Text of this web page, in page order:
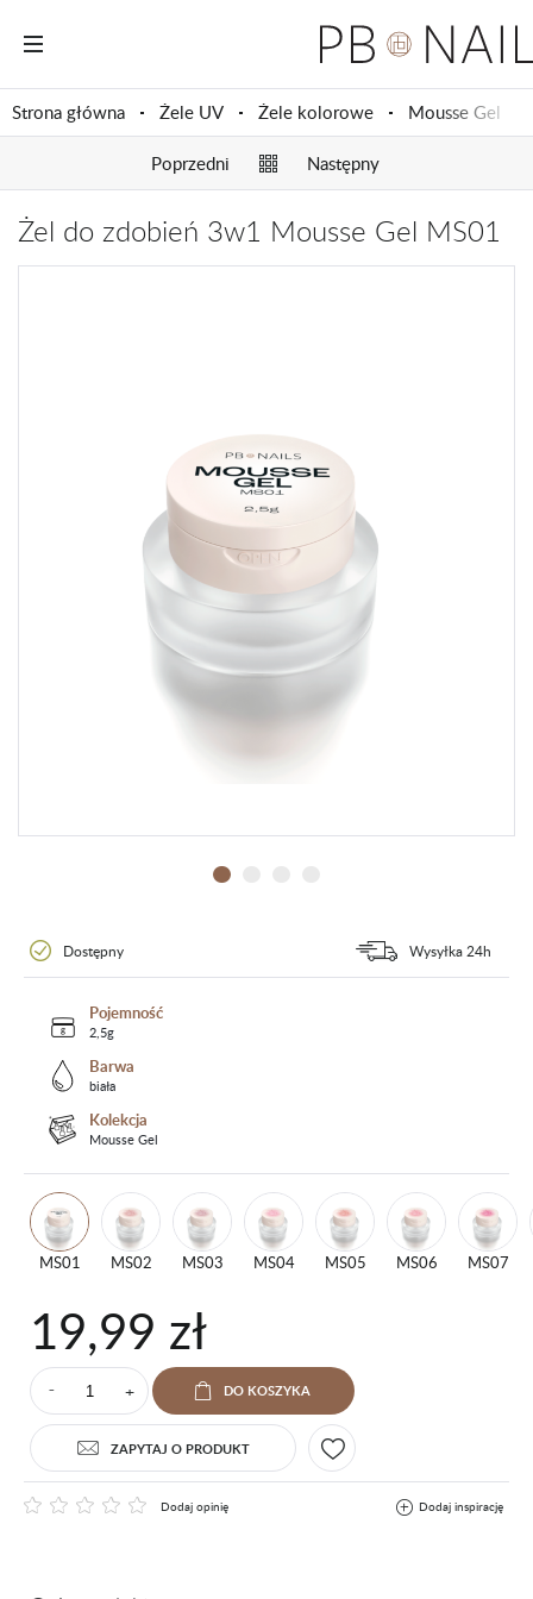
Strona główna Żele UV Żele kolorowe Mousse Gel
Poprzedni Następny
Żel do zdobień 3w1 Mousse Gel MS01
Dostępny Wysyłka 24h
Pojemność
2,5g
Barwa
biała
Kolekcja
Mousse Gel
MS01 MS02 MS03 MS04 MS05 MS06 MS07
19,99 zł
⁻ + DO KOSZYKA
ZAPYTAJ O PRODUKT
Dodaj opinię Dodaj inspirację